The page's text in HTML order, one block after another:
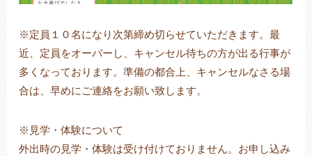
※定員１０名になり次第締め切らせていただきます。最
近、定員をオーバーし、キャンセル待ちの方が出る行事が
多くなっております。準備の都合上、キャンセルなさる場
合は、早めにご連絡をお願い致します。
※見学・体験について
外出時の見学・体験は受け付けておりません。お申し込み